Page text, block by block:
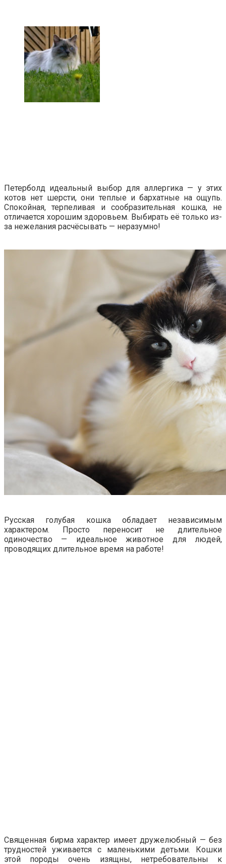
Петерболд идеальный выбор для аллергика — у этих
котов нет шерсти, они теплые и бархатные на ощупь.
Спокойная, терпеливая и сообразительная кошка, не
отличается хорошим здоровьем. Выбирать её только из-
за нежелания расчёсывать — неразумно!
Русская голубая кошка обладает независимым
характером. Просто переносит не длительное
одиночество — идеальное животное для людей,
проводящих длительное время на работе!
Священная бирма характер имеет дружелюбный — без
трудностей уживается с маленькими детьми. Кошки
этой породы очень изящны, нетребовательны к